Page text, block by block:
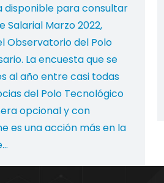
disponible para consultar
Salarial Marzo 2022,
Observatorio del Polo
La encuesta que se
al año entre casi todas
del Polo Tecnológico
opcional y con
es una acción más en la